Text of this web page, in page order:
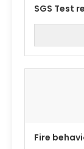
SGS Test
Fire